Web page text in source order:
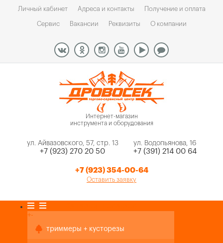
Личный кабинет Адреса и контакты Получение и оплата
Сервис Вакансии Реквизиты О компании
Интернет-магазин
инструмента и оборудования
ул. Айвазовского, 57, стр. 13
+7 (923) 270 20 50
ул. Водопьянова, 16
+7 (391) 214 00 64
+7 (923) 354-00-64
Оставить заявку
+-
триммеры + кусторезы